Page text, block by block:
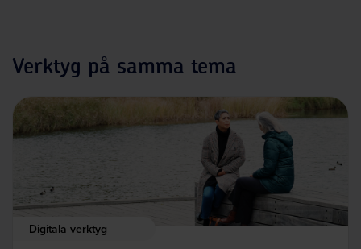
Verktyg på samma tema
Digitala verktyg